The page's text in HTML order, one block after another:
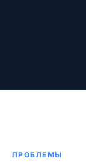
ПРОБЛЕМЫ